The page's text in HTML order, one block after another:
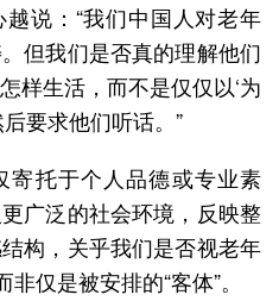
说：“我们中国人对老年
但我们是否真的理解他们
样生活，而不是仅仅以‘为
要求他们听话。”
寄托于个人品德或专业素
广泛的社会环境，反映整
构，关乎我们是否视老年
仅是被安排的“客体”。